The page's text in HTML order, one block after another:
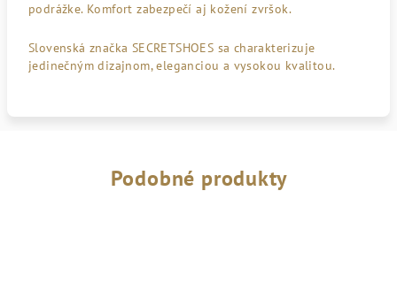
podrážke. Komfort zabezpečí aj kožení zvršok.
Slovenská značka SECRETSHOES sa charakterizuje
jedinečným dizajnom, eleganciou a vysokou kvalitou.
Podobné produkty